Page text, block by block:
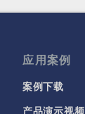
应用案例
案例下载
产品演示视频